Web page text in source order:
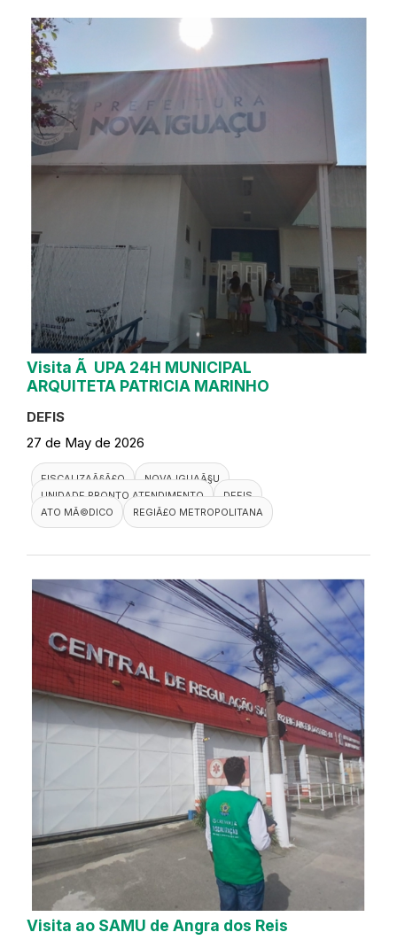
Visita Ã UPA 24H MUNICIPAL
ARQUITETA PATRICIA MARINHO
DEFIS
27 de May de 2026
FISCALIZAÃ§Ã£O
NOVA IGUAÃ§U
UNIDADE PRONTO ATENDIMENTO
DEFIS
ATO MÃ©DICO
REGIÃ£O METROPOLITANA
Visita ao SAMU de Angra dos Reis